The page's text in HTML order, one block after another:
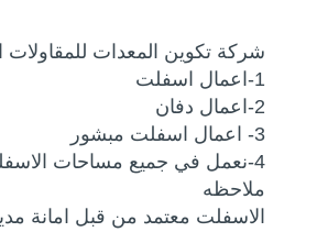
شركة تكوين المعدات للمقاولات
1-اعمال اسفلت
2-اعمال دفان
3- اعمال اسفلت مبشور
4-نعمل في جميع مساحات الاسفلت واجهات صغيره طرق ساحات
ملاحظه
الاسفلت معتمد من قبل امانة